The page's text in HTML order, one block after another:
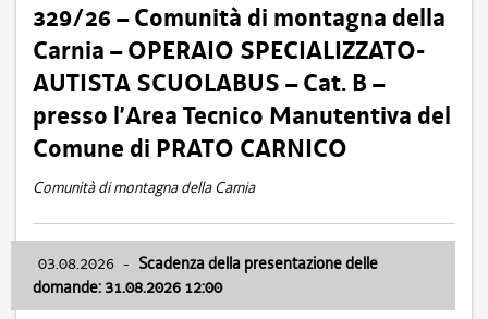
329/26 – Comunità di montagna della
Carnia – OPERAIO SPECIALIZZATO-
AUTISTA SCUOLABUS – Cat. B –
presso l’Area Tecnico Manutentiva del
Comune di PRATO CARNICO
Comunità di montagna della Carnia
03.08.2026 - Scadenza della presentazione delle
domande: 31.08.2026 12:00